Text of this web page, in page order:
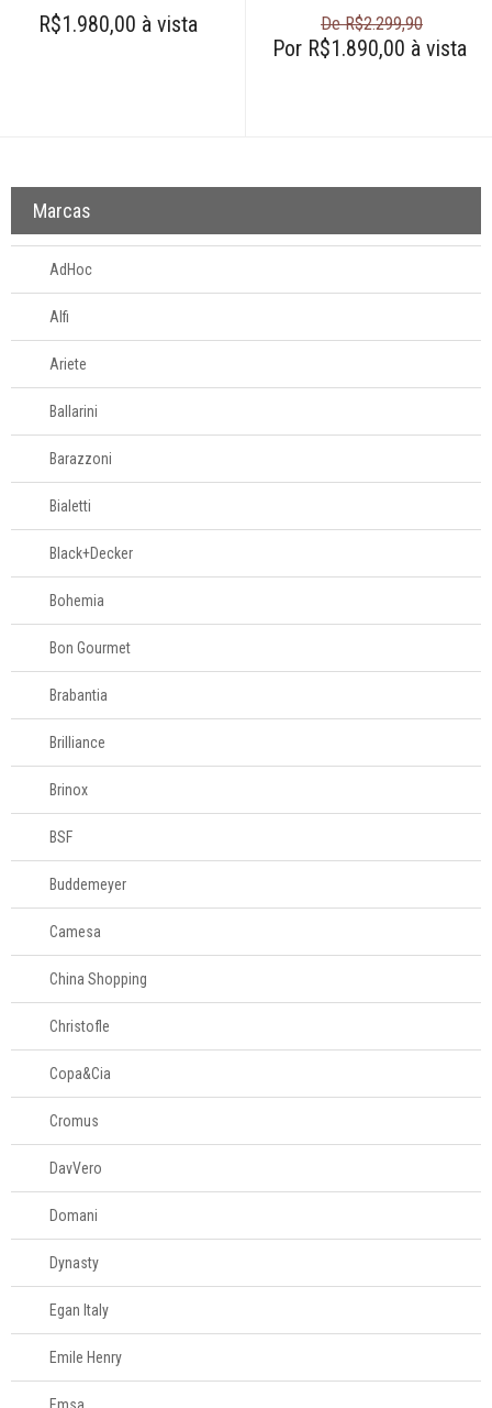
R$1.980,00 à vista De R$2.299,90
Por R$1.890,00 à vista
Marcas
AdHoc
Alfi
Ariete
Ballarini
Barazzoni
Bialetti
Black+Decker
Bohemia
Bon Gourmet
Brabantia
Brilliance
Brinox
BSF
Buddemeyer
Camesa
China Shopping
Christofle
Copa&Cia
Cromus
DavVero
Domani
Dynasty
Egan Italy
Emile Henry